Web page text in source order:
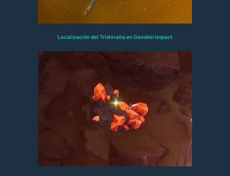
Localización del Trishiraíta en Genshin Impact